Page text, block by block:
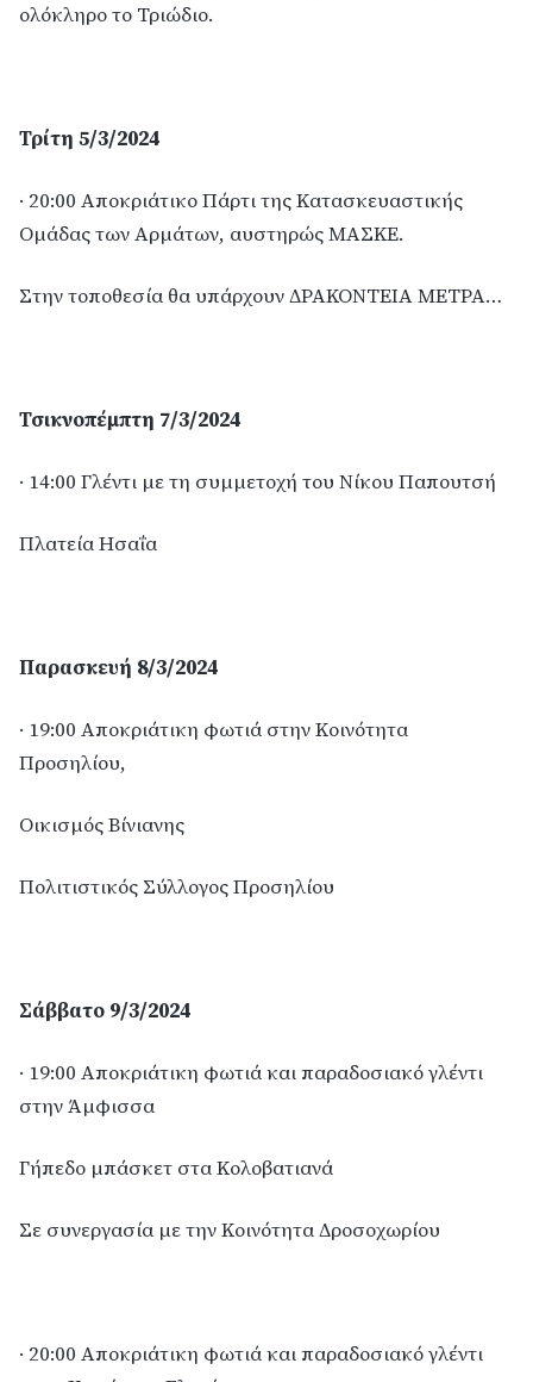
ολόκληρο το Τριώδιο.
Τρίτη 5/3/2024
· 20:00 Αποκριάτικο Πάρτι της Κατασκευαστικής
Ομάδας των Αρμάτων, αυστηρώς ΜΑΣΚΕ.
Στην τοποθεσία θα υπάρχουν ΔΡΑΚΟΝΤΕΙΑ ΜΕΤΡΑ…
Τσικνοπέμπτη 7/3/2024
· 14:00 Γλέντι με τη συμμετοχή του Νίκου Παπουτσή
Πλατεία Ησαΐα
Παρασκευή 8/3/2024
· 19:00 Αποκριάτικη φωτιά στην Κοινότητα
Προσηλίου,
Οικισμός Βίνιανης
Πολιτιστικός Σύλλογος Προσηλίου
Σάββατο 9/3/2024
· 19:00 Αποκριάτικη φωτιά και παραδοσιακό γλέντι
στην Άμφισσα
Γήπεδο μπάσκετ στα Κολοβατιανά
Σε συνεργασία με την Κοινότητα Δροσοχωρίου
· 20:00 Αποκριάτικη φωτιά και παραδοσιακό γλέντι